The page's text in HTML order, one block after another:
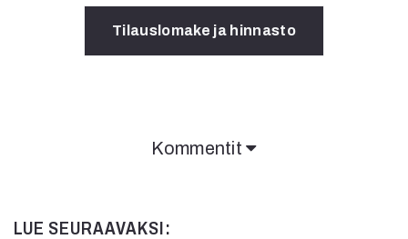
Tilauslomake ja hinnasto
Kommentit
LUE SEURAAVAKSI: